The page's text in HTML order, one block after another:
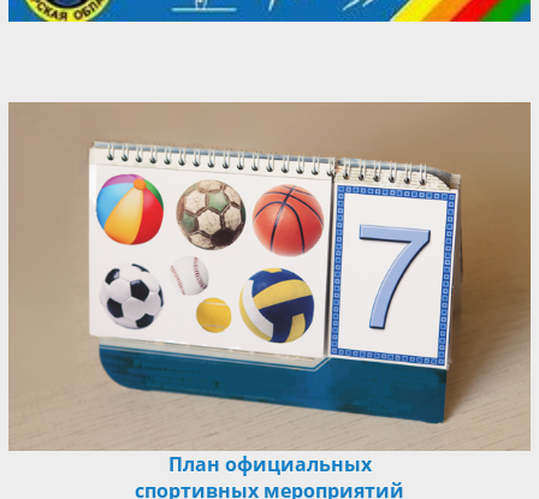
План официальных
спортивных мероприятий